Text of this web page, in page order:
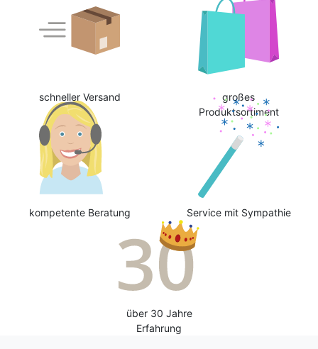
schneller Versand
großes
Produktsortiment
kompetente Beratung Service mit Sympathie
über 30 Jahre
Erfahrung